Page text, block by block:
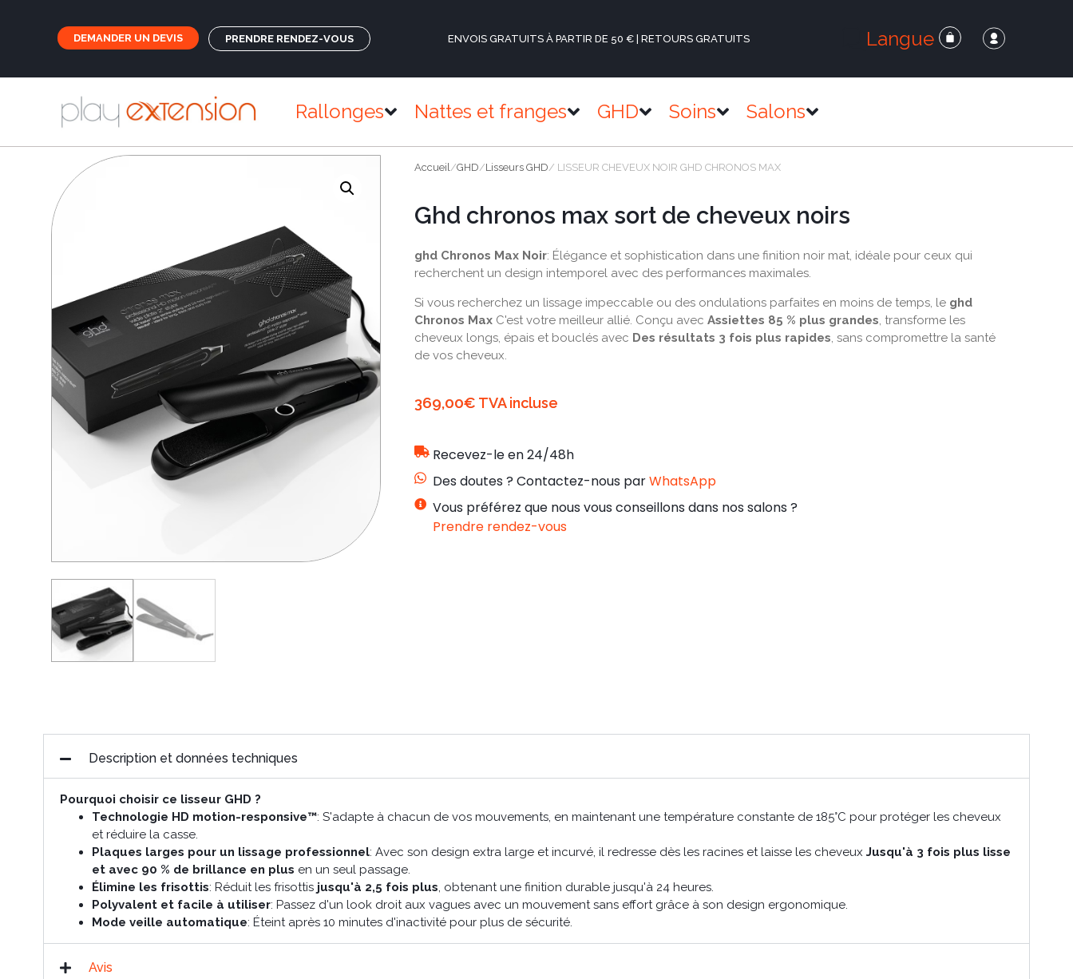
DEMANDER UN DEVIS PRENDRE RENDEZ-VOUS ENVOIS GRATUITS À PARTIR DE 50 € | RETOURS GRATUITS Langue
Rallonges Nattes et franges GHD Soins Salons
Accueil/GHD/Lisseurs GHD/ LISSEUR CHEVEUX NOIR GHD CHRONOS MAX
Ghd chronos max sort de cheveux noirs
ghd Chronos Max Noir: Élégance et sophistication dans une finition noir mat, idéale pour ceux qui
recherchent un design intemporel avec des performances maximales.
Si vous recherchez un lissage impeccable ou des ondulations parfaites en moins de temps, le ghd
Chronos MaxC'est votre meilleur allié. Conçu avec Assiettes 85 % plus grandes, transforme les
cheveux longs, épais et bouclés avec Des résultats 3 fois plus rapides, sans compromettre la santé
de vos cheveux.
369,00€ TVA incluse
Recevez-le en 24/48h
Des doutes ? Contactez-nous parWhatsApp
Vous préférez que nous vous conseillons dans nos salons ?
Prendre rendez-vous
Description et données techniques
Pourquoi choisir ce lisseur GHD ?
Technologie HD motion-responsive™: S'adapte à chacun de vos mouvements, en maintenant une température constante de 185°C pour protéger les cheveux
et réduire la casse.
Plaques larges pour un lissage professionnel: Avec son design extra large et incurvé, il redresse dès les racines et laisse les cheveux Jusqu'à 3 fois plus lisse
et avec 90 % de brillance en plus en un seul passage.
Élimine les frisottis: Réduit les frisottis jusqu'à 2,5 fois plus , obtenant une finition durable jusqu'à 24 heures.
Polyvalent et facile à utiliser: Passez d'un look droit aux vagues avec un mouvement sans effort grâce à son design ergonomique.
Mode veille automatique: Éteint après 10 minutes d'inactivité pour plus de sécurité.
Avis